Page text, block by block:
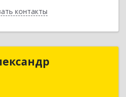
контакты
Назад
Александр